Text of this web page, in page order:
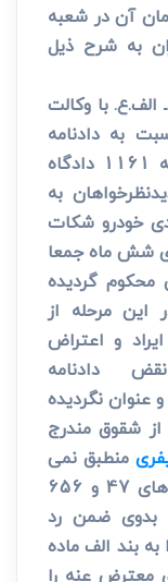
آن در شعبه
به شرح ذیل
در خصوص تجدیدنظرخواهی آقایان 1ـ الف.ع. با وکالت
الف.ف. نسبت به دادنامه
شماره 620-7/8/90 صادره از شعبه 1161 دادگاه
به
خودرو شکات
شش ماه جمعا
محکوم گردیده
این مرحله از
و اعتراض
دادنامه
عنوان نگردیده
شقوق مندرج
منطبق نمی
656
بدوی ضمن رد
بند الف ماده
معترض عنه را